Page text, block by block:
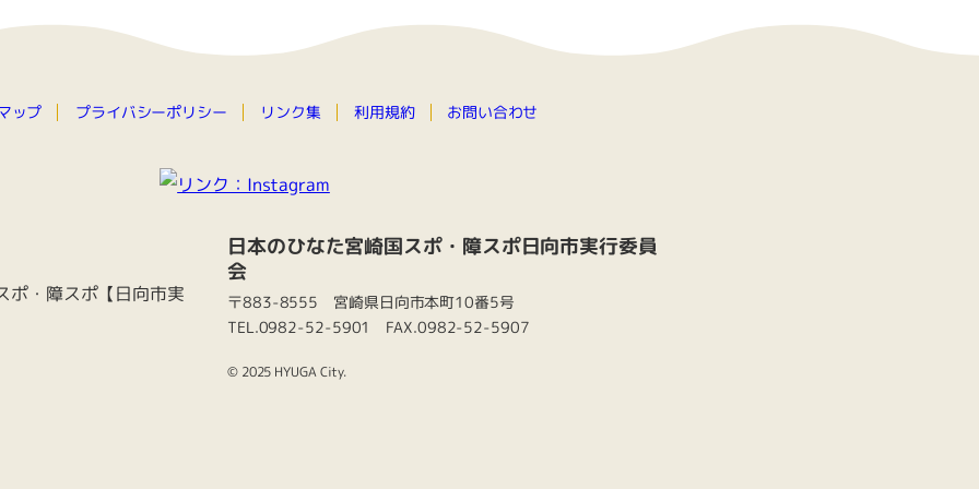
ップ プライバシーポリシー リンク集 利用規約 お問い合わせ
日本のひなた宮崎国スポ・障スポ日向市実行委員
会
〒883-8555 宮崎県日向市本町10番5号
TEL.0982-52-5901 FAX.0982-52-5907
© 2025 HYUGA City.